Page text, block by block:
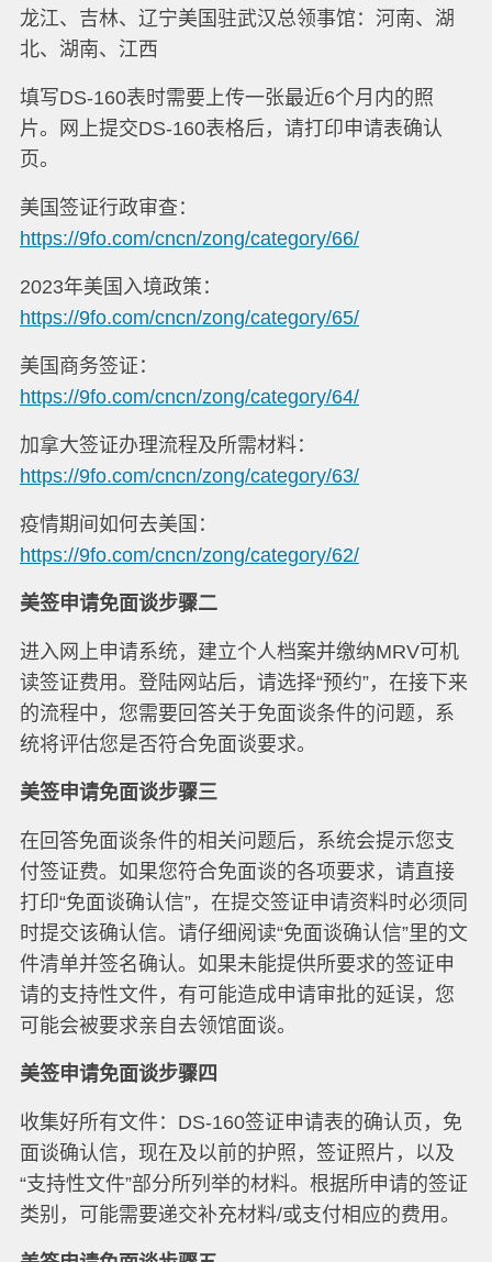
龙江、吉林、辽宁美国驻武汉总领事馆：河南、湖
北、湖南、江西
填写DS-160表时需要上传一张最近6个月内的照
片。网上提交DS-160表格后，请打印申请表确认
页。
美国签证行政审查：
https://9fo.com/cncn/zong/category/66/
2023年美国入境政策：
https://9fo.com/cncn/zong/category/65/
美国商务签证：
https://9fo.com/cncn/zong/category/64/
加拿大签证办理流程及所需材料：
https://9fo.com/cncn/zong/category/63/
疫情期间如何去美国：
https://9fo.com/cncn/zong/category/62/
美签申请免面谈步骤二
进入网上申请系统，建立个人档案并缴纳MRV可机
读签证费用。登陆网站后，请选择“预约”，在接下来
的流程中，您需要回答关于免面谈条件的问题，系
统将评估您是否符合免面谈要求。
美签申请免面谈步骤三
在回答免面谈条件的相关问题后，系统会提示您支
付签证费。如果您符合免面谈的各项要求，请直接
打印“免面谈确认信”，在提交签证申请资料时必须同
时提交该确认信。请仔细阅读“免面谈确认信”里的文
件清单并签名确认。如果未能提供所要求的签证申
请的支持性文件，有可能造成申请审批的延误，您
可能会被要求亲自去领馆面谈。
美签申请免面谈步骤四
收集好所有文件：DS-160签证申请表的确认页，免
面谈确认信，现在及以前的护照，签证照片，以及
“支持性文件”部分所列举的材料。根据所申请的签证
类别，可能需要递交补充材料/或支付相应的费用。